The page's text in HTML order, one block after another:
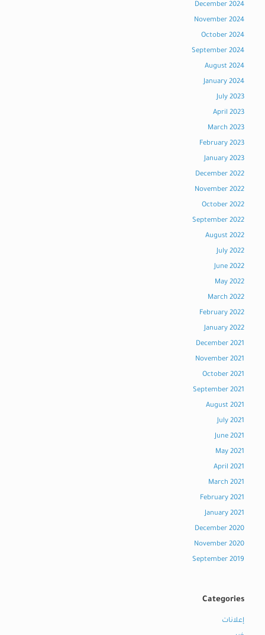
December 2024
November 2024
October 2024
September 2024
August 2024
January 2024
July 2023
April 2023
March 2023
February 2023
January 2023
December 2022
November 2022
October 2022
September 2022
August 2022
July 2022
June 2022
May 2022
March 2022
February 2022
January 2022
December 2021
November 2021
October 2021
September 2021
August 2021
July 2021
June 2021
May 2021
April 2021
March 2021
February 2021
January 2021
December 2020
November 2020
September 2019
Categories
إعلانات